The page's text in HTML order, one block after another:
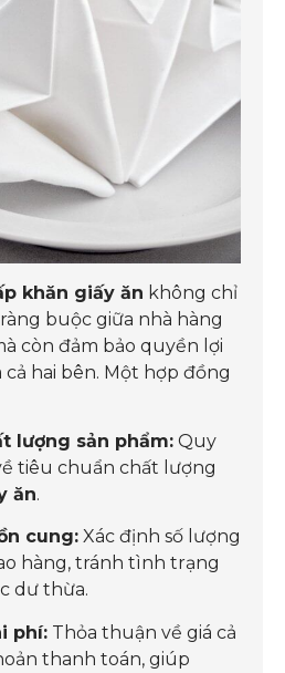
khăn giấy ăn không chỉ
buộc giữa nhà hàng
còn đảm bảo quyền lợi
hai bên. Một hợp đồng
lượng sản phẩm: Quy
tiêu chuẩn chất lượng
ăn.
cung: Xác định số lượng
hàng, tránh tình trạng
dư thừa.
phí: Thỏa thuận về giá cả
thanh toán, giúp